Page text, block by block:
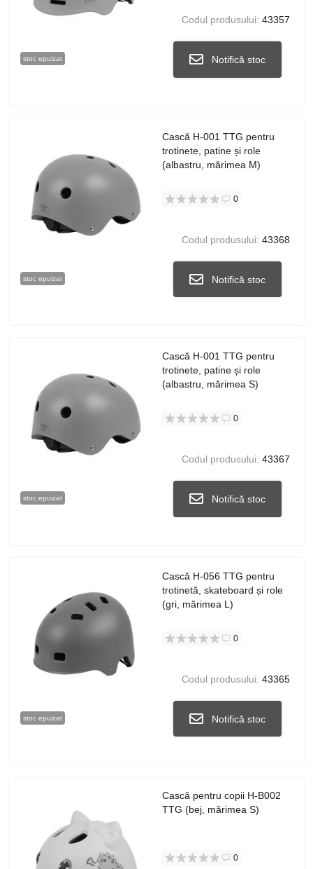
stoc epuizat
Codul produsului: 43357
Notifică stoc
stoc epuizat
Cască H-001 TTG pentru
trotinete, patine și role
(albastru, mărimea M)
0
Codul produsului: 43368
Notifică stoc
stoc epuizat
Cască H-001 TTG pentru
trotinete, patine și role
(albastru, mărimea S)
0
Codul produsului: 43367
Notifică stoc
stoc epuizat
Cască H-056 TTG pentru
trotinetă, skateboard și role
(gri, mărimea L)
0
Codul produsului: 43365
Notifică stoc
Cască pentru copii H-B002
TTG (bej, mărimea S)
0